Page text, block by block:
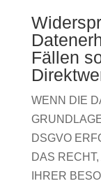
Fällen
WENN DIE
DSGVO
DAS
IHRER